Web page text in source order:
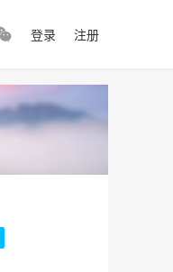
登录 注册